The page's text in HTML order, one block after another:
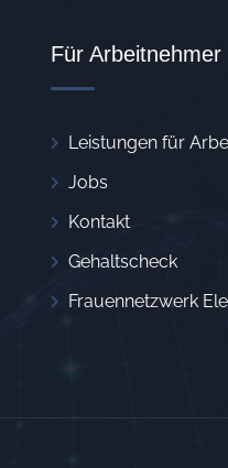
Für Arbeitnehmer
Leistungen für
Jobs
Kontakt
Gehaltscheck
Frauennetzwerk